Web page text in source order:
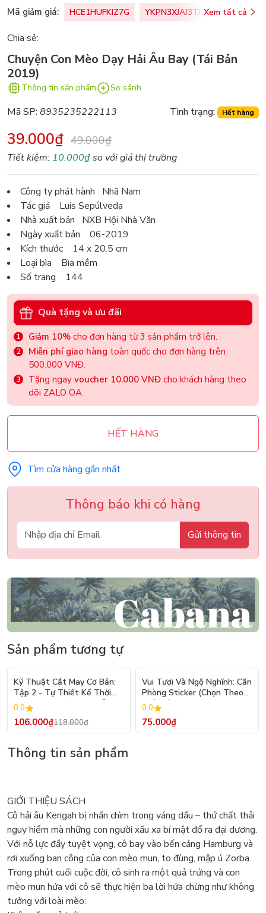
Mã giảm giá: HCE1HUFKIZ7G YKPN3XJAJ3TJ Xem tất cả
Chia sẻ:
Chuyện Con Mèo Dạy Hải Âu Bay (Tái Bản
2019)
Thông tin sản phẩm So sánh
Mã SP:8935235222113 Tình trạng: Hết hàng
39.000₫ 49.000₫
Tiết kiệm: 10.000₫so với giá thị trường
Công ty phát hành Nhã Nam
Tác giả Luis Sepúlveda
Nhà xuất bản NXB Hội Nhà Văn
Ngày xuất bản 06-2019
Kích thước 14 x 20.5 cm
Loại bìa Bìa mềm
Số trang 144
Quà tặng và ưu đãi
Giảm 10% cho đơn hàng từ 3 sản phẩm trở lên.
Miễn phí giao hàng toàn quốc cho đơn hàng trên
500.000 VNĐ.
Tặng ngay voucher 10.000 VNĐ cho khách hàng theo
dõi ZALO OA.
HẾT HÀNG
Tìm cửa hàng gần nhất
Thông báo khi có hàng
Gửi thông tin
Sản phẩm tương tự
- 10%
Kỹ Thuật Cắt May Cơ Bản:
Tập 2 - Tự Thiết Kế Thời
Trang Nam Nữ - Tạo Mẫu
Rập - Kỹ Thuật Nhảy Size
0.0
106.000₫118.000₫
Vui Tươi Và Ngộ Nghĩnh: Căn
Phòng Sticker (Chọn Theo
Chủ Đề) - Hơn 250 Sticker
0.0
75.000₫
Thông tin sản phẩm
GIỚI THIỆU SÁCH
Cô hải âu Kengah bị nhấn chìm trong váng dầu – thứ chất thải
nguy hiểm mà những con người xấu xa bí mật đổ ra đại dương.
Với nỗ lực đầy tuyệt vọng, cô bay vào bến cảng Hamburg và
rơi xuống ban công của con mèo mun, to đùng, mập ú Zorba.
Trong phút cuối cuộc đời, cô sinh ra một quả trứng và con
mèo mun hứa với cô sẽ thực hiện ba lời hứa chừng như không
tưởng với loài mèo: